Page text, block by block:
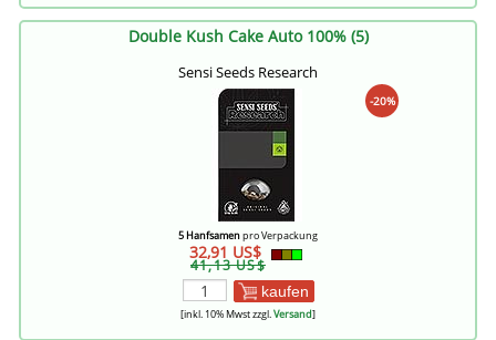
Double Kush Cake Auto 100% (5)
Sensi Seeds Research
-20%
5 Hanfsamenpro Verpackung
32,91 US$
41,13 US$
kaufen
[inkl. 10% Mwst zzgl.Versand]